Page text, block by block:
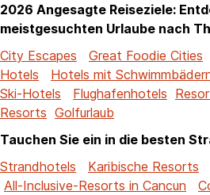
2026 Angesagte Reiseziele:
meistgesuchten Urlaube nach
City Escapes
Great Foodie Cities
Hotels
Hotels mit
Ski-Hotels
Flughafenhotels
Resorts Golfurlaub
Tauchen Sie ein in die besten
Strandhotels
Karibische Resorts
All-Inclusive-Resorts in Cancun